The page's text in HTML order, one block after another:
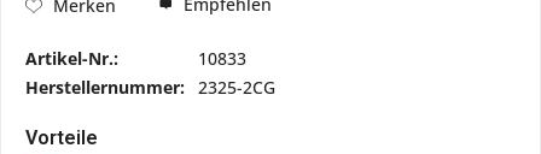
Merken
Artikel-Nr.:
10833
Herstellernummer: 2325-2CG
Vorteile